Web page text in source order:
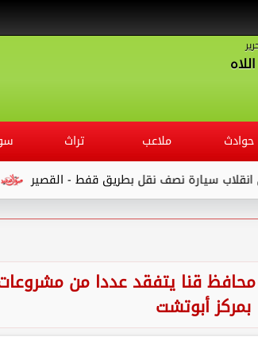
حوادث ملاعب تراث
حملة إشغالات
قنا يتفقد عددا من مشروعات
بمركز أبوتشت